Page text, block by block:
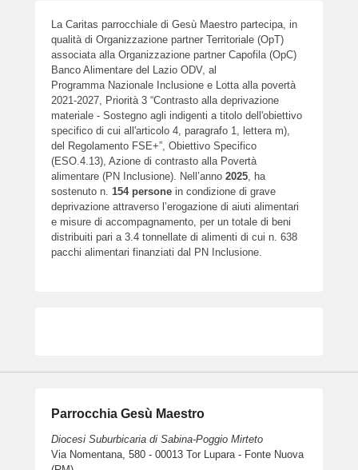
La Caritas parrocchiale di Gesù Maestro partecipa, in
qualità di Organizzazione partner Territoriale (OpT)
associata alla Organizzazione partner Capofila (OpC)
Banco Alimentare del Lazio ODV, al
Programma Nazionale Inclusione e Lotta alla povertà
2021-2027, Priorità 3 “Contrasto alla deprivazione
materiale - Sostegno agli indigenti a titolo dell'obiettivo
specifico di cui all'articolo 4, paragrafo 1, lettera m),
del Regolamento FSE+”, Obiettivo Specifico
(ESO.4.13), Azione di contrasto alla Povertà
alimentare (PN Inclusione). Nell’anno 2025 , ha
sostenuto n. 154 persone in condizione di grave
deprivazione attraverso l’erogazione di aiuti alimentari
e misure di accompagnamento, per un totale di beni
distribuiti pari a 3.4 tonnellate di alimenti di cui n. 638
pacchi alimentari finanziati dal PN Inclusione.
Parrocchia Gesù Maestro
Diocesi Suburbicaria di Sabina-Poggio Mirteto
Via Nomentana, 580 - 00013 Tor Lupara - Fonte Nuova